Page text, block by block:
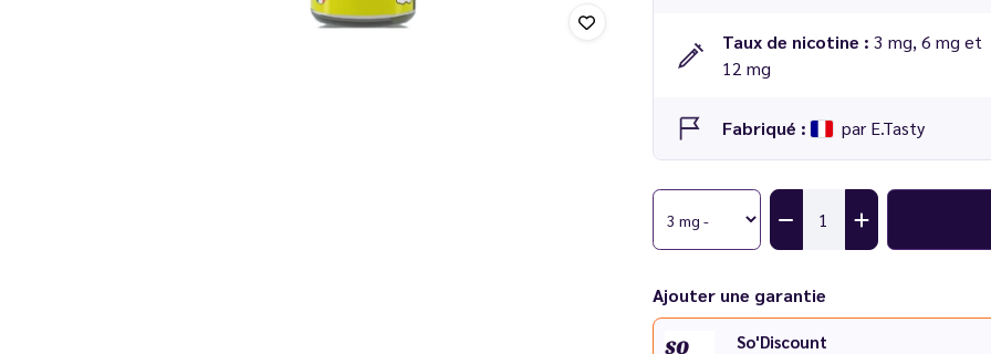
Taux de nicotine : 3 mg, 6 mg et
12 mg
Fabriqué : par E.Tasty
Ajouter une garantie
So'Discount